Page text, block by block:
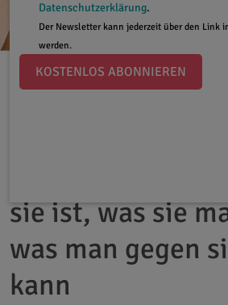
Datenschutzerklärung.
Der Newsletter kann jederzeit über den Link
werden.
KOSTENLOS ABONNIEREN
sie ist, was sie
was man gegen
kann